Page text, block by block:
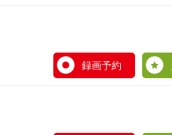
録画予約